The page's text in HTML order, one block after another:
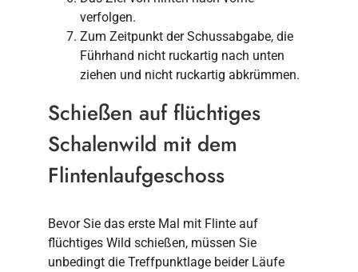
verfolgen.
Zum Zeitpunkt der Schussabgabe, die
Führhand nicht ruckartig nach unten
ziehen und nicht ruckartig abkrümmen.
Schießen auf flüchtiges
Schalenwild mit dem
Flintenlaufgeschoss
Bevor Sie das erste Mal mit Flinte auf
flüchtiges Wild schießen, müssen Sie
unbedingt die Treffpunktlage beider Läufe